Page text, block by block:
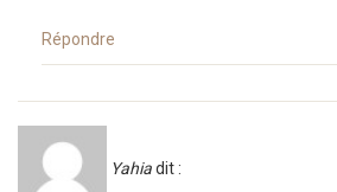
Répondre
Yahiadit :